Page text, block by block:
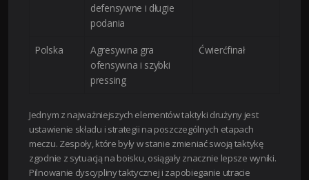
defensywne i długie
podania
Polska
Agresywna gra
ofensywna i szybki
pressing
Ćwierćfinał
Jednym z najważniejszych elementów taktyki drużyny jest
ustawienie składu i strategii na poszczególnych etapach
meczu. Zespoły, które były w stanie zmieniać swoją taktykę
zgodnie z sytuacją na boisku, osiągały znacznie lepsze wyniki.
Pilnowanie dyscypliny taktycznej i zapobieganie utracie